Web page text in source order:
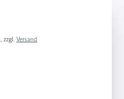
, zzgl. Versand